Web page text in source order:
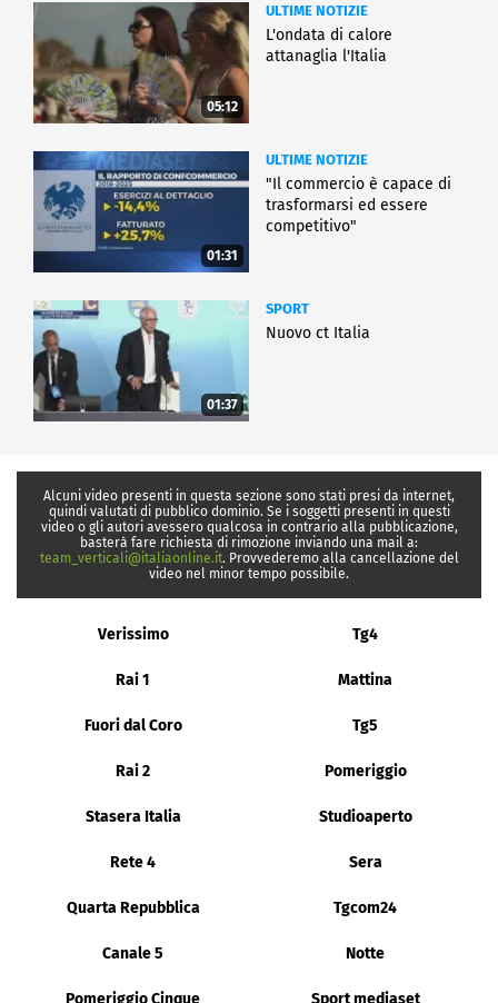
05:12
ULTIME NOTIZIE
L'ondata di calore
attanaglia l'Italia
01:31
ULTIME NOTIZIE
"Il commercio è capace di
trasformarsi ed essere
competitivo"
01:37
SPORT
Nuovo ct Italia
Alcuni video presenti in questa sezione sono stati presi da internet,
quindi valutati di pubblico dominio. Se i soggetti presenti in questi
video o gli autori avessero qualcosa in contrario alla pubblicazione,
basterà fare richiesta di rimozione inviando una mail a:
team_verticali@italiaonline.it. Provvederemo alla cancellazione del
video nel minor tempo possibile.
Verissimo Tg4
Rai 1 Mattina
Fuori dal Coro Tg5
Rai 2 Pomeriggio
Stasera Italia Studioaperto
Rete 4 Sera
Quarta Repubblica Tgcom24
Canale 5 Notte